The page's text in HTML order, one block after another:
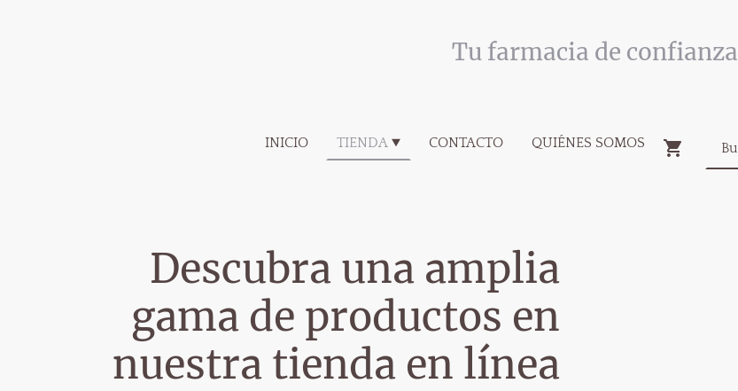
Tu farmacia de confianza
INICIO TIENDA CONTACTO QUIÉNES SOMOS
Descubra una amplia
gama de productos en
nuestra tienda en línea